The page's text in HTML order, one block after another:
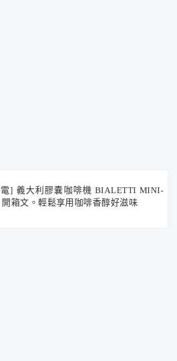
] 義大利膠囊咖啡機 BIALETTI MINI-
開箱文。輕鬆享用咖啡香醇好滋味